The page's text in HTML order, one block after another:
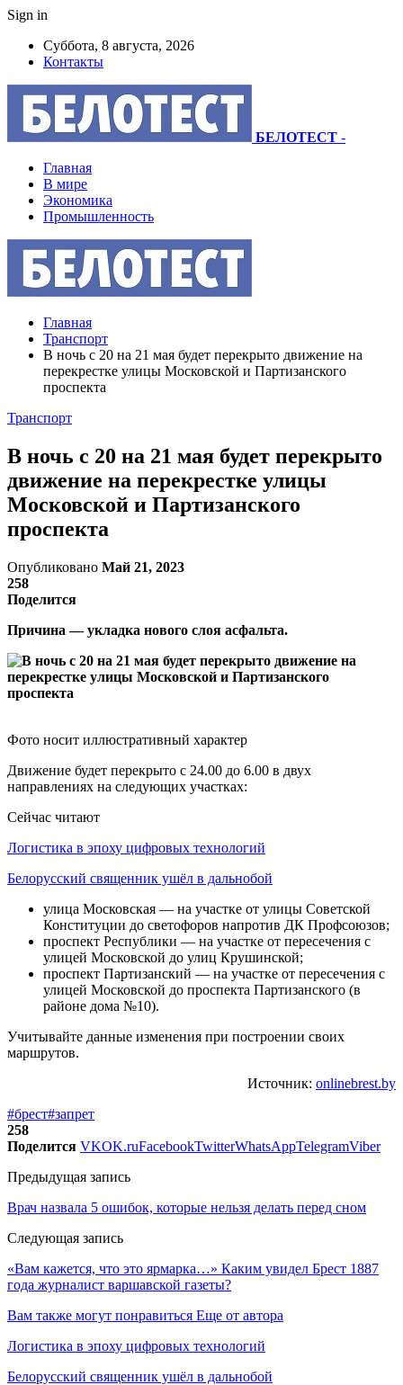
Sign in
Суббота, 8 августа, 2026
Контакты
БЕЛОТЕСТ -
Главная
В мире
Экономика
Промышленность
Главная
Транспорт
В ночь с 20 на 21 мая будет перекрыто движение на
перекрестке улицы Московской и Партизанского
проспекта
Транспорт
В ночь с 20 на 21 мая будет перекрыто
движение на перекрестке улицы
Московской и Партизанского
проспекта
Опубликовано Май 21, 2023
258
Поделится
Причина — укладка нового слоя асфальта.
Фото носит иллюстративный характер
Движение будет перекрыто с 24.00 до 6.00 в двух
направлениях на следующих участках:
Сейчас читают
Логистика в эпоху цифровых технологий
Белорусский священник ушёл в дальнобой
улица Московская — на участке от улицы Советской
Конституции до светофоров напротив ДК Профсоюзов;
проспект Республики — на участке от пересечения с
улицей Московской до улиц Крушинской;
проспект Партизанский — на участке от пересечения с
улицей Московской до проспекта Партизанского (в
районе дома №10).
Учитывайте данные изменения при построении своих
маршрутов.
Источник: onlinebrest.by
#брест#запрет
258
Поделится VKOK.ruFacebookTwitterWhatsAppTelegramViber
Предыдущая запись
Врач назвала 5 ошибок, которые нельзя делать перед сном
Следующая запись
«Вам кажется, что это ярмарка…» Каким увидел Брест 1887
года журналист варшавской газеты?
Вам также могут понравиться Еще от автора
Логистика в эпоху цифровых технологий
Белорусский священник ушёл в дальнобой